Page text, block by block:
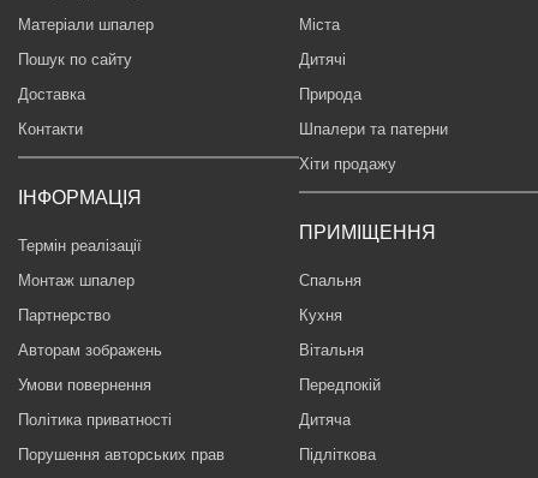
Матеріали шпалер
Пошук по сайту
Доставка
Контакти
ІНФОРМАЦІЯ
Термін реалізації
Монтаж шпалер
Партнерство
Авторам зображень
Умови повернення
Політика приватності
Порушення авторських прав
Міста
Дитячі
Природа
Шпалери та патерни
Хіти продажу
ПРИМІЩЕННЯ
Спальня
Кухня
Вітальня
Передпокій
Дитяча
Підліткова